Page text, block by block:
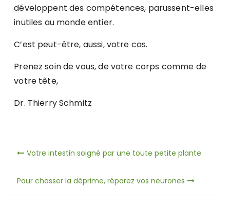
développent des compétences, parussent-elles
inutiles au monde entier.
C’est peut-être, aussi, votre cas.
Prenez soin de vous, de votre corps comme de
votre tête,
Dr. Thierry Schmitz
Navigation
l’article
Votre intestin soigné par une toute petite plante
Pour chasser la déprime, réparez vos neurones